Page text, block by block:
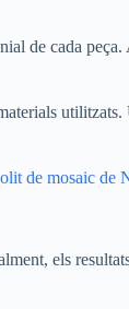
de cada
de mosaic de
els